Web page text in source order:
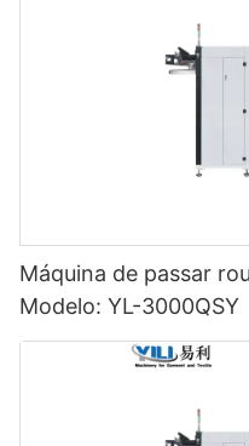
Máquina de passar
Modelo: YL-3000QSY